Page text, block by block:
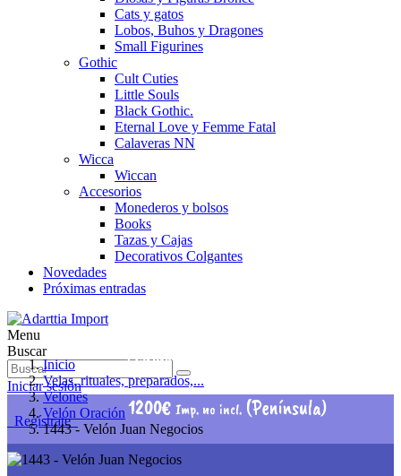
Cats y gatos
Lobos, Buhos y Dragones
Small Figurines
Gothic
Cult Cuties
Little Souls
Black Gothic.
Eternal Love y Femme Fatal
Calaveras NN
Wicca
Wiccan
Accesorios
Monederos y bolsos
Books
Tazas y Cajas
Decorativos Colgantes
Novedades
Próximas entradas
Menu
Buscar
Iniciar sesión
Regístrate
Pedido mínimo 60€
Portes pagados a partir de
1200€ Imp. no incl. (Península)
Inicio
Velas, rituales, preparados,...
Velones
Velón Oración
1443 - Velón Juan Negocios